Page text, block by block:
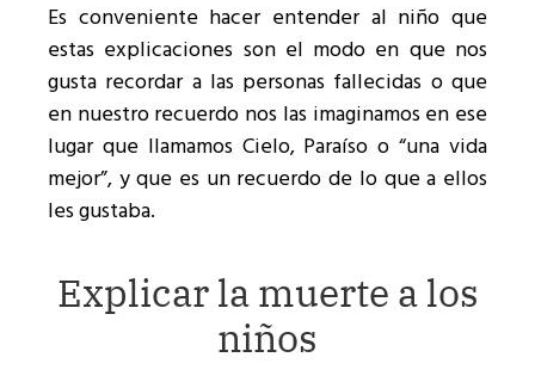
Es conveniente hacer entender al niño que
estas explicaciones son el modo en que nos
gusta recordar a las personas fallecidas o que
en nuestro recuerdo nos las imaginamos en ese
lugar que llamamos Cielo, Paraíso o “una vida
mejor”, y que es un recuerdo de lo que a ellos
les gustaba.
Explicar la muerte a los
niños